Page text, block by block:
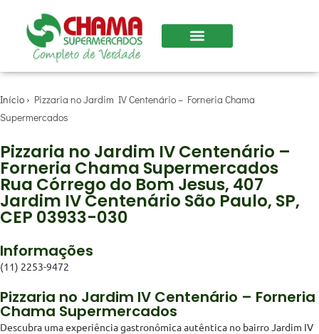
Início › Pizzaria no Jardim IV Centenário – Forneria Chama
Supermercados
Pizzaria no Jardim IV Centenário –
Forneria Chama Supermercados
Rua Córrego do Bom Jesus, 407
Jardim IV Centenário São Paulo, SP,
CEP 03933-030
Informações
(11) 2253-9472
Pizzaria no Jardim IV Centenário – Forneria
Chama Supermercados
Descubra uma experiência gastronômica autêntica no bairro Jardim IV